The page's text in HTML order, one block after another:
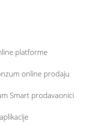
platforme
online prodaju
Smart prodavaonici